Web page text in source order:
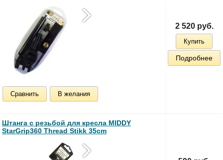
Сравнить В желания
2 520 руб.
Купить
Подробнее
Штанга с резьбой для кресла MIDDY
StarGrip360 Thread Stikk 35cm